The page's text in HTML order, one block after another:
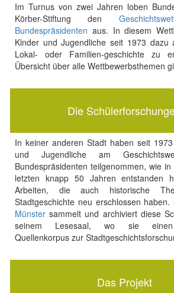
Im Turnus von zwei Jahren loben
Körber-Stiftung den
Bundespräsidenten aus. In diesem
Kinder und Jugendliche seit 1973 dazu
Lokal- oder Familien-geschichte zu
Übersicht über alle Wettbewerbsthemen
Die
In keiner anderen Stadt haben seit
und Jugendliche am
Bundespräsidenten teilgenommen, wie
letzten knapp 50 Jahren entstanden
Arbeiten, die auch historische
Stadtgeschichte neu erschlossen
Münstersammelt und archiviert diese
seinem Lesesaal, wo sie einen
Quellenkorpus zur
Das Projekt